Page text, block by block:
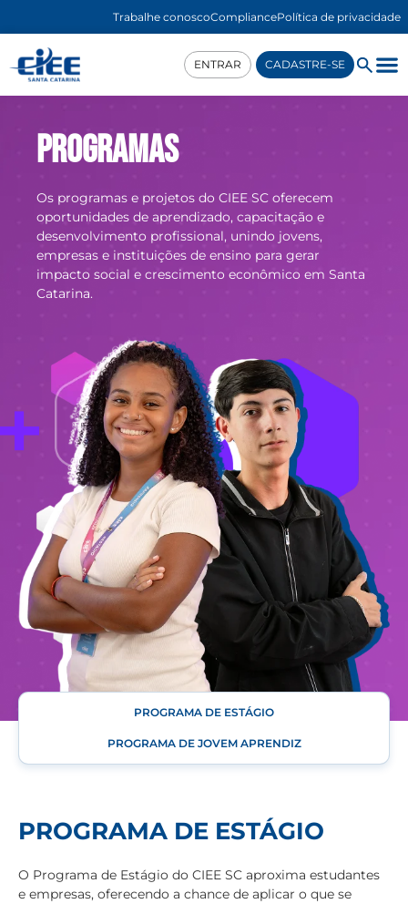
Trabalhe conoscoCompliancePolítica de privacidade
ENTRAR CADASTRE-SE
Programas
Os programas e projetos do CIEE SC oferecem
oportunidades de aprendizado, capacitação e
desenvolvimento profissional, unindo jovens,
empresas e instituições de ensino para gerar
impacto social e crescimento econômico em Santa
Catarina.
PROGRAMA DE ESTÁGIO
PROGRAMA DE JOVEM APRENDIZ
PROGRAMA DE ESTÁGIO
O Programa de Estágio do CIEE SC aproxima estudantes
e empresas, oferecendo a chance de aplicar o que se